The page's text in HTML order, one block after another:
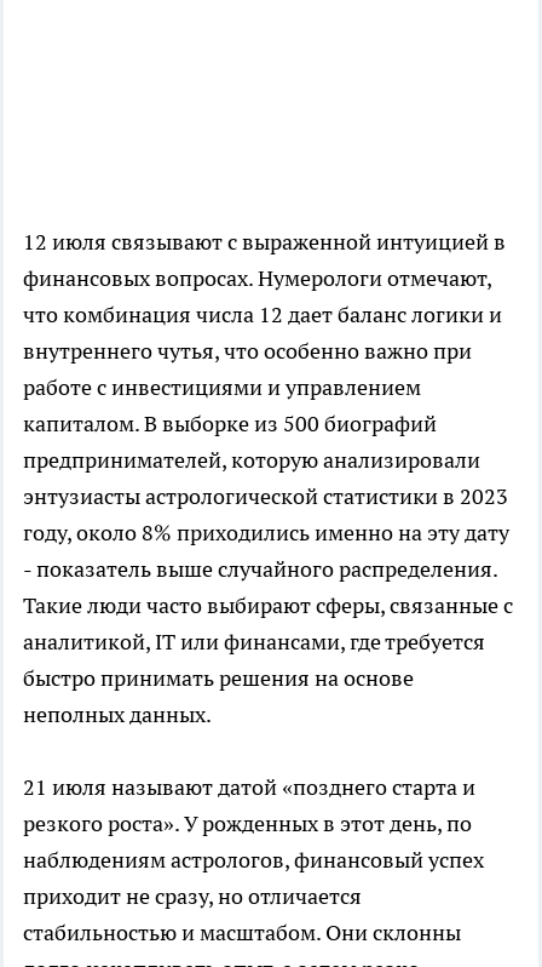
12 июля связывают с выраженной интуицией в
финансовых вопросах. Нумерологи отмечают,
что комбинация числа 12 дает баланс логики и
внутреннего чутья, что особенно важно при
работе с инвестициями и управлением
капиталом. В выборке из 500 биографий
предпринимателей, которую анализировали
энтузиасты астрологической статистики в 2023
году, около 8% приходились именно на эту дату
- показатель выше случайного распределения.
Такие люди часто выбирают сферы, связанные с
аналитикой, IT или финансами, где требуется
быстро принимать решения на основе
неполных данных.
21 июля называют датой «позднего старта и
резкого роста». У рожденных в этот день, по
наблюдениям астрологов, финансовый успех
приходит не сразу, но отличается
стабильностью и масштабом. Они склонны